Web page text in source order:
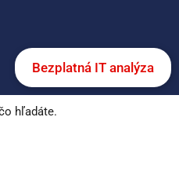
Bezplatná IT analýza
hľadáte.